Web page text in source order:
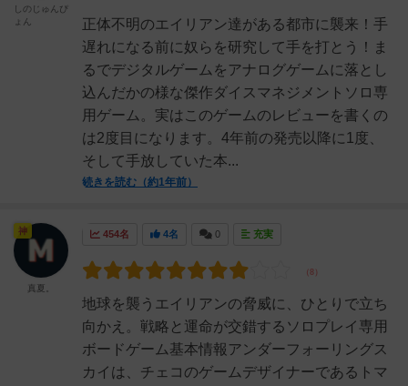
正体不明のエイリアン達がある都市に襲来！手
遅れになる前に奴らを研究して手を打とう！ま
るでデジタルゲームをアナログゲームに落とし
込んだかの様な傑作ダイスマネジメントソロ専
用ゲーム。実はこのゲームのレビューを書くの
は2度目になります。4年前の発売以降に1度、
そして手放していた本...
続きを読む（約1年前）
しのじゅんぴ
ょん
454名 4名 0 充実
地球を襲うエイリアンの脅威に、ひとりで立ち
向かえ。戦略と運命が交錯するソロプレイ専用
ボードゲーム基本情報アンダーフォーリングス
カイは、チェコのゲームデザイナーであるトマ
神
真夏。